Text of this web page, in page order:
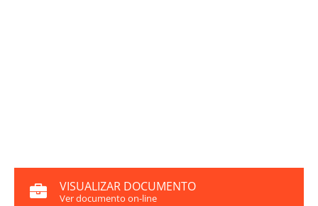
VISUALIZAR DOCUMENTO
Ver documento on-line